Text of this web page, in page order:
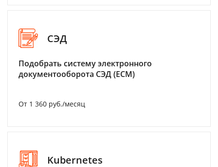
СЭД
Подобрать систему электронного
документооборота СЭД (ECM)
От 1 360 руб./месяц
Kubernetes